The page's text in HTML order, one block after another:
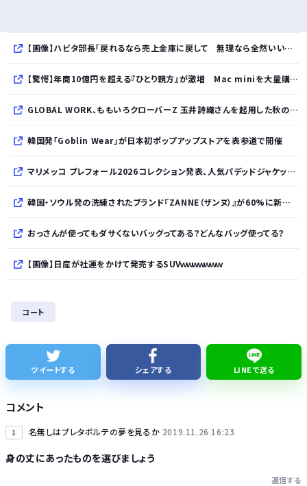
【画像】ハビタ部長「戻れるなら売上金庫に戻して 無理なら全然いいです イオンが戻って良いって言わなきゃ入ったらダメです」
【驚愕】年商10億円を超える『ひとり親方』が激増 Mac miniを大量購入しAIを従業員に
GLOBAL WORK、ももいろクローバーZ 玉井詩織さんを起用した秋のLOOK BOOKを先行公開
韓国発「Goblin Wear」が日本初ポップアップストアを表参道で開催
マリメッコ プレフォール2026コレクション発表、人気パデッドジャケットの日本限定カラーも登場
韓国・ソウル発の洗練されたブランド『ZANNE（ザンヌ）』が60%に新規入店、モダン×エフォートレスなコレクションを展開
おっさんが使ってもダサくないバッグってある？どんなバッグ使ってる？
【画像】日産が社運をかけて発売するSUVｗｗｗｗｗｗｗ
1人でタイ旅行って危ないの？
コート
ツイートする シェアする LINEで送る
コメント
1 名無しはプレタポルテの夢を見るか 2019.11.26 16:23
身の丈にあったものを選びましょう
返信する